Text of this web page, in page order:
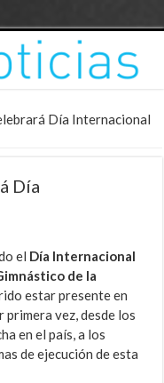
Día Internacional
Día
el Día Internacional
de la
estar presente en
primera vez, desde los
en el país, a los
de ejecución de esta